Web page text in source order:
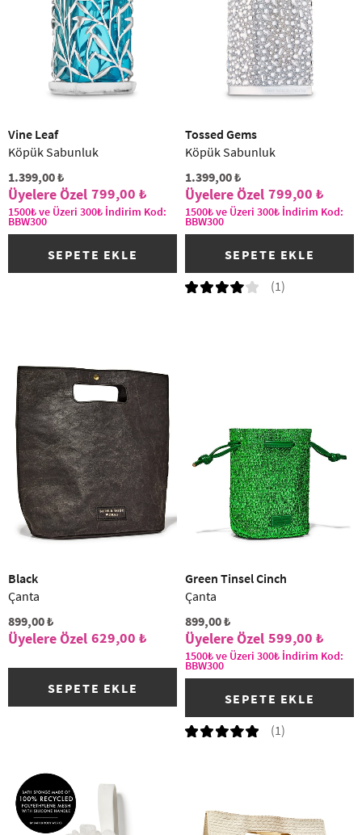
Vine Leaf
Köpük Sabunluk
1.399,00 ₺
799,00 ₺
1500₺ ve Üzeri 300₺ İndirim Kod:
BBW300
SEPETE EKLE
Tossed Gems
Köpük Sabunluk
1.399,00 ₺
799,00 ₺
1500₺ ve Üzeri 300₺ İndirim Kod:
BBW300
(1)
SEPETE EKLE
Black
Çanta
899,00 ₺
629,00 ₺
SEPETE EKLE
Green Tinsel Cinch
Çanta
899,00 ₺
599,00 ₺
1500₺ ve Üzeri 300₺ İndirim Kod:
BBW300
(1)
SEPETE EKLE